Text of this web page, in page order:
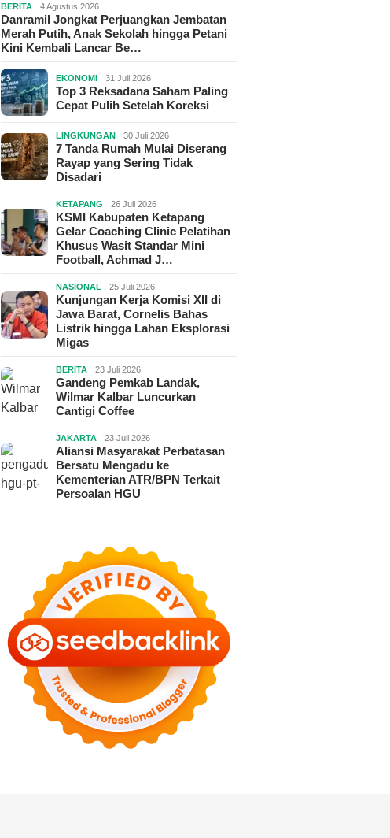
BERITA 4 Agustus 2026
Danramil Jongkat Perjuangkan Jembatan
Merah Putih, Anak Sekolah hingga Petani
Kini Kembali Lancar Be…
EKONOMI 31 Juli 2026
Top 3 Reksadana Saham Paling
Cepat Pulih Setelah Koreksi
LINGKUNGAN 30 Juli 2026
7 Tanda Rumah Mulai Diserang
Rayap yang Sering Tidak
Disadari
KETAPANG 26 Juli 2026
KSMI Kabupaten Ketapang
Gelar Coaching Clinic Pelatihan
Khusus Wasit Standar Mini
Football, Achmad J…
NASIONAL 25 Juli 2026
Kunjungan Kerja Komisi XII di
Jawa Barat, Cornelis Bahas
Listrik hingga Lahan Eksplorasi
Migas
BERITA 23 Juli 2026
Gandeng Pemkab Landak,
Wilmar Kalbar Luncurkan
Cantigi Coffee
JAKARTA 23 Juli 2026
Aliansi Masyarakat Perbatasan
Bersatu Mengadu ke
Kementerian ATR/BPN Terkait
Persoalan HGU